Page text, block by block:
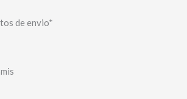
de envio*